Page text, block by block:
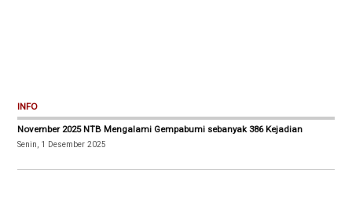
INFO
November 2025 NTB Mengalami Gempabumi sebanyak 386 Kejadian
Senin, 1 Desember 2025